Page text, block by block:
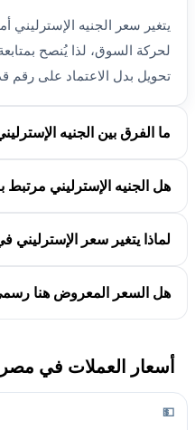
يتغير سعر الجنيه الإسترليني
لحركة السوق، لذا يُنصح
تحويل بدل الاعتماد على رقم
ما الفرق بين الجنيه
هل الجنيه الإسترليني مرتبط
لماذا يتغير سعر
هل السعر المعروض هنا
أسعار العملات في
💵